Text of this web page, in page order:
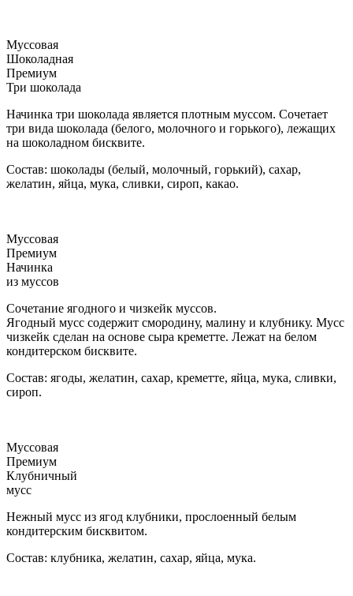
Муссовая
Шоколадная
Премиум
Три шоколада
Начинка три шоколада является плотным муссом. Сочетает
три вида шоколада (белого, молочного и горького), лежащих
на шоколадном бисквите.
Состав: шоколады (белый, молочный, горький), сахар,
желатин, яйца, мука, сливки, сироп, какао.
Муссовая
Премиум
Начинка
из муссов
Сочетание ягодного и чизкейк муссов.
Ягодный мусс содержит смородину, малину и клубнику. Мусс
чизкейк сделан на основе сыра креметте. Лежат на белом
кондитерском бисквите.
Состав: ягоды, желатин, сахар, креметте, яйца, мука, сливки,
сироп.
Муссовая
Премиум
Клубничный
мусс
Нежный мусс из ягод клубники, прослоенный белым
кондитерским бисквитом.
Состав: клубника, желатин, сахар, яйца, мука.